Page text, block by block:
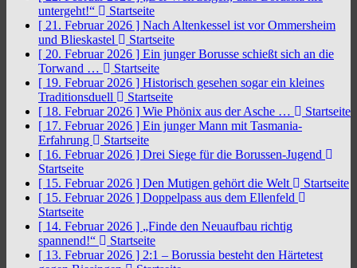
untergeht!“
Startseite
[ 21. Februar 2026 ] Nach Altenkessel ist vor Ommersheim
und Blieskastel
Startseite
[ 20. Februar 2026 ] Ein junger Borusse schießt sich an die
Torwand …
Startseite
[ 19. Februar 2026 ] Historisch gesehen sogar ein kleines
Traditionsduell
Startseite
[ 18. Februar 2026 ] Wie Phönix aus der Asche …
Startseite
[ 17. Februar 2026 ] Ein junger Mann mit Tasmania-
Erfahrung
Startseite
[ 16. Februar 2026 ] Drei Siege für die Borussen-Jugend
Startseite
[ 15. Februar 2026 ] Den Mutigen gehört die Welt
Startseite
[ 15. Februar 2026 ] Doppelpass aus dem Ellenfeld
Startseite
[ 14. Februar 2026 ] „Finde den Neuaufbau richtig
spannend!“
Startseite
[ 13. Februar 2026 ] 2:1 – Borussia besteht den Härtetest